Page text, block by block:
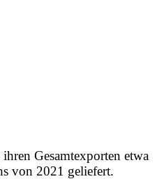
Gesamtexporten etwa
von 2021 geliefert.